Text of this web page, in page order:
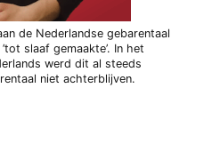
de Nederlandse gebarentaal
slaaf gemaakte’. In het
werd dit al steeds
niet achterblijven.